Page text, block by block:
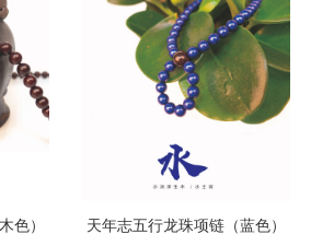
色） 天年志五行龙珠项链（蓝色）